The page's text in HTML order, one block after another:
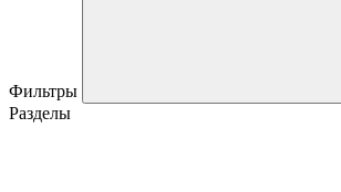
Фильтры
Разделы